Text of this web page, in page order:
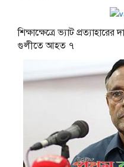
শিক্ষাক্ষেত্রে ভ্যাট
গুলীতে আহত ৭